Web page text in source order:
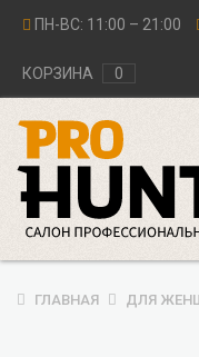
ПН-ВС: 11:00 – 21:00
КОРЗИНА 0
ГЛАВНАЯ ДЛЯ